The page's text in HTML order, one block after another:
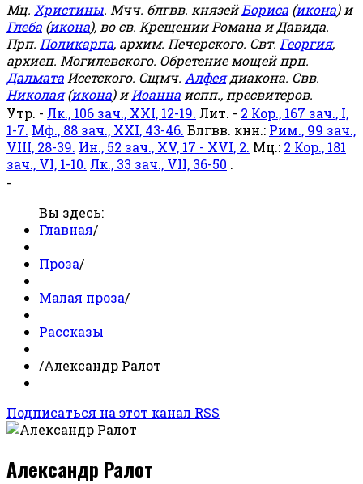
Мц. Христины. Мчч. блгвв. князейБориса (икона) и
Глеба (икона), во св. Крещении Романа и Давида.
Прп. Поликарпа, архим. Печерского. Свт. Георгия,
архиеп. Могилевского. Обретение мощей прп.
Далмата Исетского. Сщмч. Алфеядиакона. Свв.
Николая(икона) иИоанна испп., пресвитеров.
Утр. - Лк., 106 зач., XXI, 12-19. Лит. - 2 Кор., 167 зач., I,
1-7. Мф., 88 зач., XXI, 43-46. Блгвв. кнн.: Рим., 99 зач.,
VIII, 28-39. Ин., 52 зач., XV, 17 - XVI, 2. Мц.: 2 Кор., 181
зач., VI, 1-10. Лк., 33 зач., VII, 36-50 .
-
Вы здесь:
Главная/
Проза/
Малая проза/
Рассказы
/Александр Ралот
Подписаться на этот канал RSS
Александр Ралот